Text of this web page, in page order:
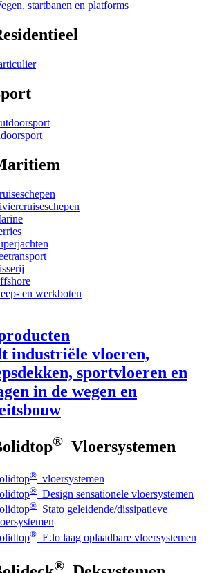
startbanen en platforms
en werkboten
industriële vloeren,
sportvloeren en
in de wegen en
® Vloersystemen
® vloersystemen
® Design sensationele vloersystemen
® Stato geleidende/dissipatieve
® E.lo laag oplaadbare vloersystemen
®